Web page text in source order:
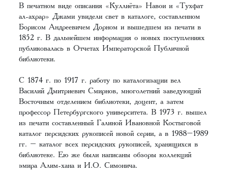
В печатном виде описания «Куллиёта» Навои и «Тухфат
ал-ахрар» Джами увидели свет в каталоге, составленном
Борисом Андреевичем Дорном и вышедшем из печати в
1852 г. В дальнейшем информация о новых поступлениях
публиковалась в Отчетах Императорской Публичной
библиотеки.
С 1874 г. по 1917 г. работу по каталогизации вел
Василий Дмитриевич Смирнов, многолетний заведующий
Восточным отделением библиотеки, доцент, а затем
профессор Петербургского университета. В 1973 г. вышел
из печати составленный Галиной Ивановной Костыговой
каталог персидских рукописей новой серии, а в 1988–1989
гг. – каталог всех персидских рукописей, хранящихся в
библиотеке. Ею же были написаны обзоры коллекций
эмира Алим-хана и И.О. Симонича.